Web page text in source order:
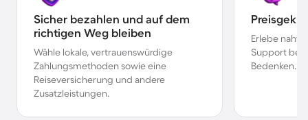
Sicher bezahlen und auf dem
richtigen Weg bleiben
Wähle lokale, vertrauenswürdige
Zahlungsmethoden sowie eine
Reiseversicherung und andere
Zusatzleistungen.
Erlebe
Support bei
Bedenken.